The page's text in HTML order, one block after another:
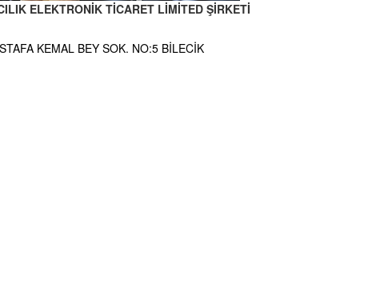
ELEKTRONİK TİCARET LİMİTED ŞİRKETİ
KEMAL BEY SOK. NO:5 BİLECİK